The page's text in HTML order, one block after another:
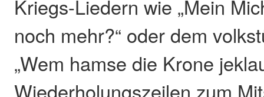
Kriegs-Liedern wie „Mein
noch mehr?“ oder dem
„Wem hamse die Krone
Wiederholungszeilen zum